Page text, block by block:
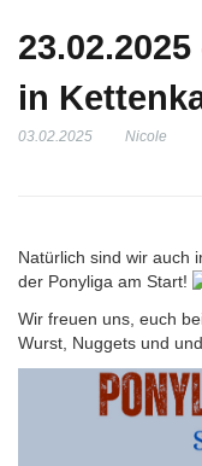
in
03.02.2025 Nicole
Natürlich sind wir auch
der Ponyliga am Start!
Wir freuen uns, euch
Wurst, Nuggets und